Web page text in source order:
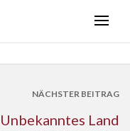
NÄCHSTER BEITRAG
Unbekanntes Land